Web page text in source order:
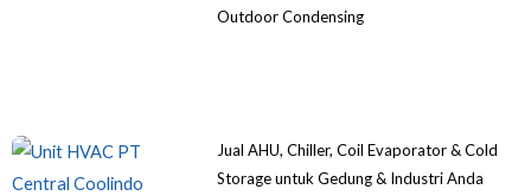
Outdoor Condensing
Jual AHU, Chiller, Coil Evaporator & Cold
Storage untuk Gedung & Industri Anda